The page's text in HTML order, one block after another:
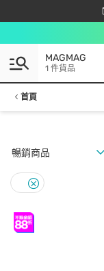
MAGMAG
1 件貨品
首頁